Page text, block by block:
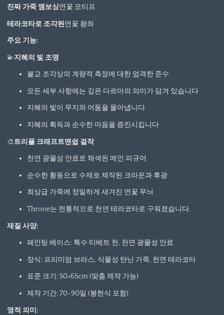
진짜 가죽 엠보싱연꽃 모티프
테라코타로 조각된연꽃 왕좌
주요 기능:
💫지혜의 빛 조명
불교 조각상의 계량적 측정에 대한 엄격한 준수
모든 세부 사항에는 깊은 다르마의 의미가 담겨 있습니다
지혜의 빛이 무지와 어둠을 몰아냅니다
지혜의 획득과 순수한 마음을 증진시킵니다
🎨트리플 크래프트맨쉽 걸작
천연 광물성 안료로 채색된 메인 피규어
순수한 황동으로 수제로 제작된 크라운과 후광
최상급 가죽에 정밀하게 새겨진 연꽃 무늬
Throne는 전통적으로 천연 테라코타로 구워졌습니다.
재질 사양:
페인팅 베이스: 특수 티베트 천, 천연 광물성 안료
장식: 프리미엄 브라스, 식물성 탄닌 가죽, 천연 테라코타
표준 크기: 50×65cm (맞춤 제작 가능)
제작 기간: 70-90일 (봉헌식 포함)
영적 의미: